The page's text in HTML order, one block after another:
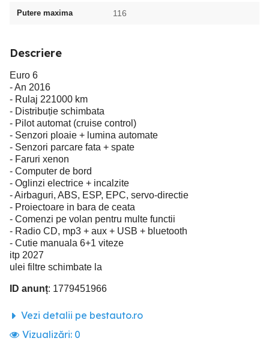
Putere maxima 116
Descriere
Euro 6
- An 2016
- Rulaj 221000 km
- Distribuție schimbata
- Pilot automat (cruise control)
- Senzori ploaie + lumina automate
- Senzori parcare fata + spate
- Faruri xenon
- Computer de bord
- Oglinzi electrice + incalzite
- Airbaguri, ABS, ESP, EPC, servo-directie
- Proiectoare in bara de ceata
- Comenzi pe volan pentru multe functii
- Radio CD, mp3 + aux + USB + bluetooth
- Cutie manuala 6+1 viteze
itp 2027
ulei filtre schimbate la
ID anunț: 1779451966
Vezi detalii pe bestauto.ro
Vizualizări: 0